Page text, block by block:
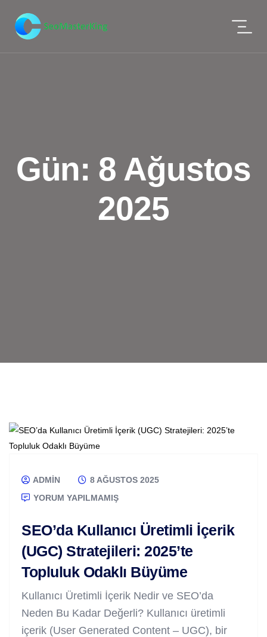
Gün: 8 Ağustos
2025
ADMIN
8 AĞUSTOS 2025
YORUM YAPILMAMIŞ
SEO’da Kullanıcı Üretimli İçerik
(UGC) Stratejileri: 2025’te
Topluluk Odaklı Büyüme
Kullanıcı Üretimli İçerik Nedir ve SEO’da
Neden Bu Kadar Değerli? Kullanıcı üretimli
içerik (User Generated Content – UGC), bir